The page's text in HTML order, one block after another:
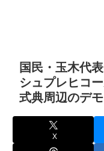
国民・玉木代
シュプレヒコ
式典周辺のデ
X